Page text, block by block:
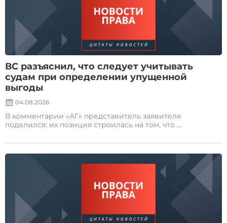
ВС разъяснил, что следует учитывать
судам при определении упущенной
выгоды
04.08.2026
В комментарии «АГ» представитель заявителя
поделился: их позиция строилась на том, что ...